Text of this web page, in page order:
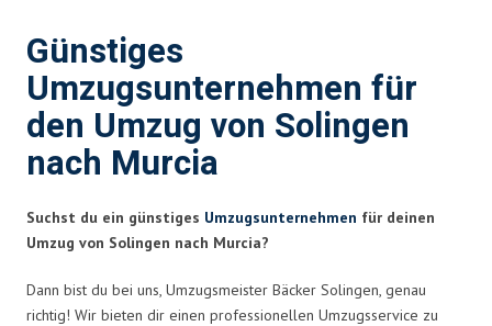
Günstiges
Umzugsunternehmen für
den Umzug von Solingen
nach Murcia
Suchst du ein günstiges Umzugsunternehmen für deinen
Umzug von Solingen nach Murcia?
Dann bist du bei uns, Umzugsmeister Bäcker Solingen, genau
richtig! Wir bieten dir einen professionellen Umzugsservice zu